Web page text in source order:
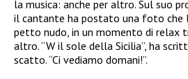
la musica: anche per altro. Sul suo
il cantante ha postato una foto che
petto nudo, in un momento di relax
altro. “W il sole della Sicilia”, ha
scatto. “Ci vediamo domani!”.